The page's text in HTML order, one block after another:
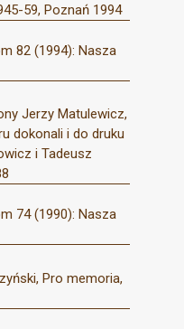
59, Poznań 1994
82 (1994): Nasza
Jerzy Matulewicz,
dokonali i do druku
i Tadeusz
74 (1990): Nasza
Pro memoria,